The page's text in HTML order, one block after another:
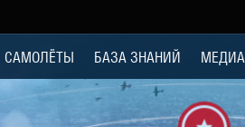
САМОЛЁТЫ БАЗА ЗНАНИЙ МЕДИА